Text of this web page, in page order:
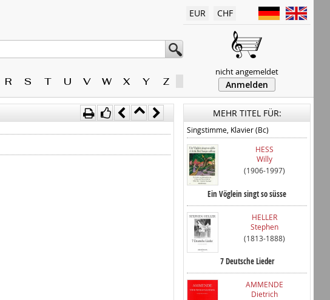
R S T U V W X Y Z
EUR CHF
nicht angemeldet
Anmelden
MEHR TITEL FÜR:
Singstimme, Klavier (Bc)
HESS
Willy
(1906-1997)
Ein Vöglein singt so süsse
HELLER
Stephen
(1813-1888)
7 Deutsche Lieder
AMMENDE
Dietrich